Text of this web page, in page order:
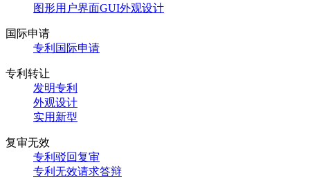
图形用户界面GUI外观设计
国际申请
专利国际申请
专利转让
发明专利
外观设计
实用新型
复审无效
专利驳回复审
专利无效请求答辩